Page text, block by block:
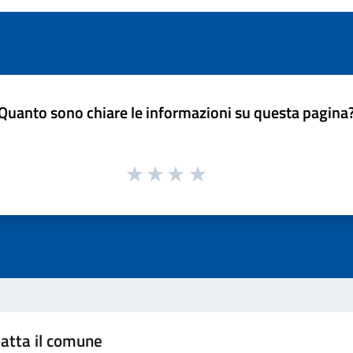
sono chiare le informazioni su questa
il comune